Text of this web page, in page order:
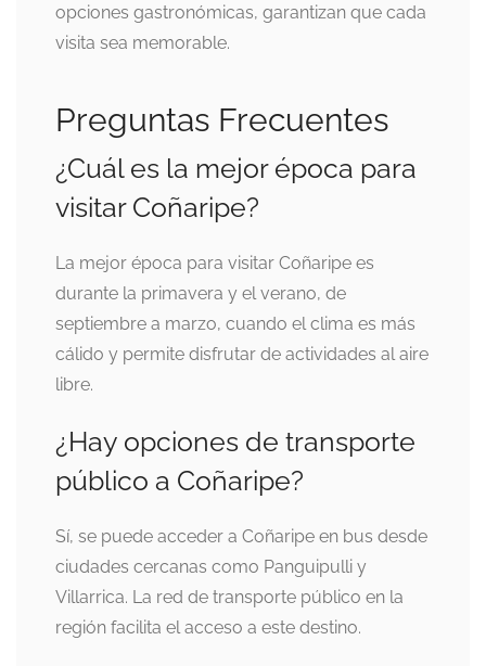
opciones gastronómicas, garantizan que cada
visita sea memorable.
Preguntas Frecuentes
¿Cuál es la mejor época para
visitar Coñaripe?
La mejor época para visitar Coñaripe es
durante la primavera y el verano, de
septiembre a marzo, cuando el clima es más
cálido y permite disfrutar de actividades al aire
libre.
¿Hay opciones de transporte
público a Coñaripe?
Sí, se puede acceder a Coñaripe en bus desde
ciudades cercanas como Panguipulli y
Villarrica. La red de transporte público en la
región facilita el acceso a este destino.